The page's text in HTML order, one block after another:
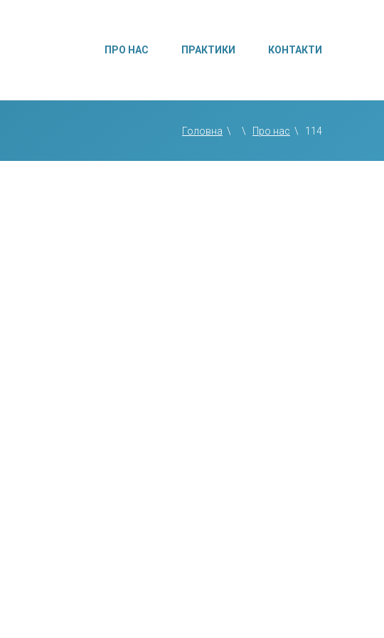
ПРО НАС ПРАКТИКИ КОНТАКТИ
Головна \ \ Про нас \ 114